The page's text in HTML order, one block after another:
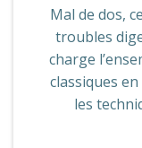
Mal de dos,
troubles
charge
classiques
les